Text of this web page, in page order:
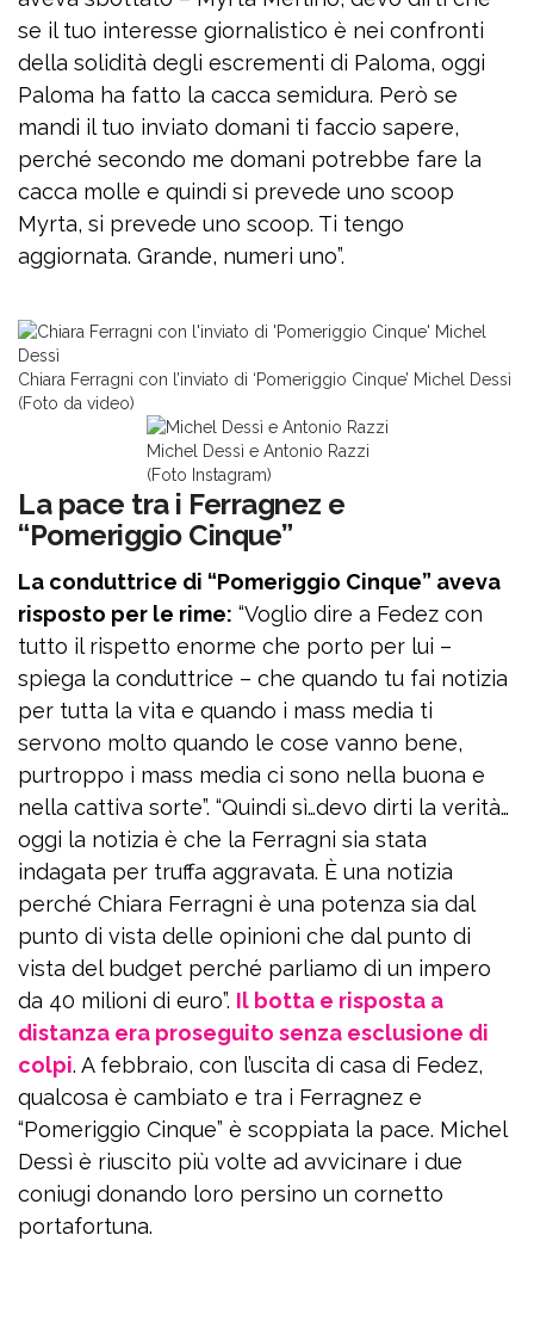
se il tuo interesse giornalistico è nei confronti
della solidità degli escrementi di Paloma, oggi
Paloma ha fatto la cacca semidura. Però se
mandi il tuo inviato domani ti faccio sapere,
perché secondo me domani potrebbe fare la
cacca molle e quindi si prevede uno scoop
Myrta, si prevede uno scoop. Ti tengo
aggiornata. Grande, numeri uno”.
Chiara Ferragni con l’inviato di ‘Pomeriggio Cinque’ Michel Dessì
(Foto da video)
Michel Dessì e Antonio Razzi
(Foto Instagram)
La pace tra i Ferragnez e
“Pomeriggio Cinque”
La conduttrice di “Pomeriggio Cinque” aveva
risposto per le rime: “Voglio dire a Fedez con
tutto il rispetto enorme che porto per lui –
spiega la conduttrice – che quando tu fai notizia
per tutta la vita e quando i mass media ti
servono molto quando le cose vanno bene,
purtroppo i mass media ci sono nella buona e
nella cattiva sorte”. “Quindi sì…devo dirti la verità…
oggi la notizia è che la Ferragni sia stata
indagata per truffa aggravata. È una notizia
perché Chiara Ferragni è una potenza sia dal
punto di vista delle opinioni che dal punto di
vista del budget perché parliamo di un impero
da 40 milioni di euro”. Il botta e risposta a
distanza era proseguito senza esclusione di
colpi. A febbraio, con l’uscita di casa di Fedez,
qualcosa è cambiato e tra i Ferragnez e
“Pomeriggio Cinque” è scoppiata la pace. Michel
Dessì è riuscito più volte ad avvicinare i due
coniugi donando loro persino un cornetto
portafortuna.